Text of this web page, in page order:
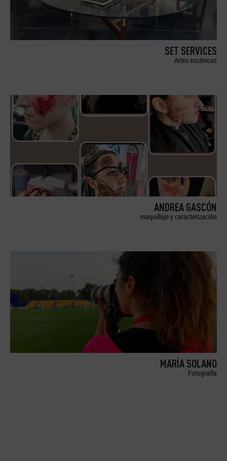
SET SERVICES
Artes escénicas
ANDREA GASCÓN
maquillaje y caracterización
MARÍA SOLANO
Fotografía